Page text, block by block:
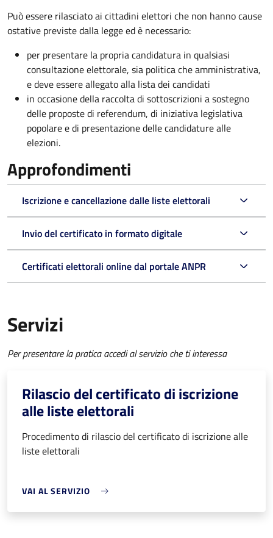
Può essere rilasciato ai cittadini elettori che non hanno cause
ostative previste dalla legge ed è necessario:
per presentare la propria candidatura in qualsiasi
consultazione elettorale, sia politica che amministrativa,
e deve essere allegato alla lista dei candidati
in occasione della raccolta di sottoscrizioni a sostegno
delle proposte di referendum, di iniziativa legislativa
popolare e di presentazione delle candidature alle
elezioni.
Approfondimenti
Iscrizione e cancellazione dalle liste elettorali
Invio del certificato in formato digitale
Certificati elettorali online dal portale ANPR
Servizi
Per presentare la pratica accedi al servizio che ti interessa
Rilascio del certificato di iscrizione
alle liste elettorali
Procedimento di rilascio del certificato di iscrizione alle
liste elettorali
VAI AL SERVIZIO